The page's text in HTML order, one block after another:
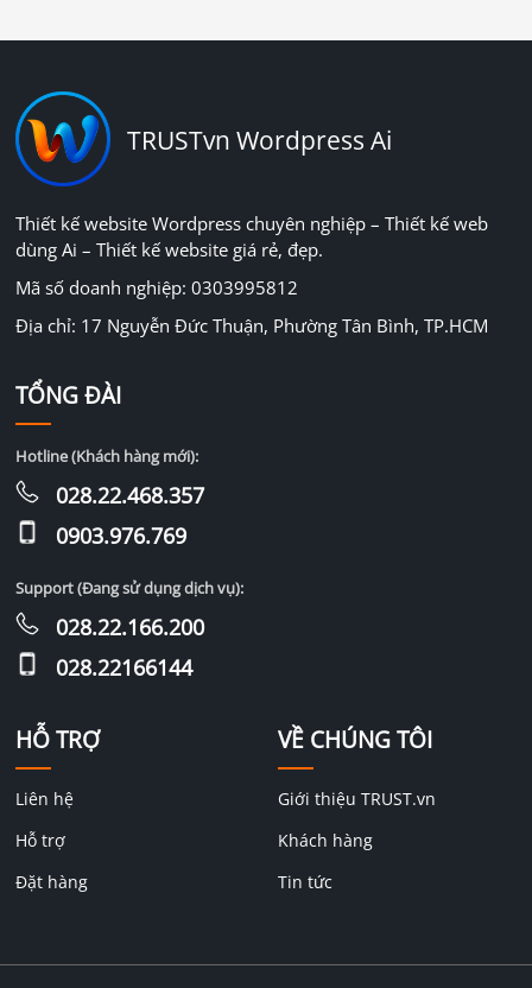
TRUSTvn Wordpress Ai
Thiết kế website Wordpress chuyên nghiệp – Thiết kế web
dùng Ai – Thiết kế website giá rẻ, đẹp.
Mã số doanh nghiệp: 0303995812
Địa chỉ: 17 Nguyễn Đức Thuận, Phường Tân Bình, TP.HCM
HỖ TRỢ
Liên hệ
Hỗ trợ
Đặt hàng
VỀ CHÚNG TÔI
Giới thiệu TRUST.vn
Khách hàng
Tin tức
TỔNG ĐÀI
Hotline (Khách hàng mới):
028.22.468.357
0903.976.769
Support (Đang sử dụng dịch vụ):
028.22.166.200
028.22166144